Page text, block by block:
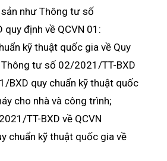
như Thông tư số
định về QCVN 01:
kỹ thuật quốc gia về Quy
tư số 02/2021/TT-BXD
BXD quy chuẩn kỹ thuật quốc
cho nhà và công trình;
TT-BXD về QCVN
chuẩn kỹ thuật quốc gia về